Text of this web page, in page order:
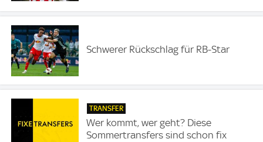
Schwerer Rückschlag für RB-Star
TRANSFER
Wer kommt, wer geht? Diese
Sommertransfers sind schon fix